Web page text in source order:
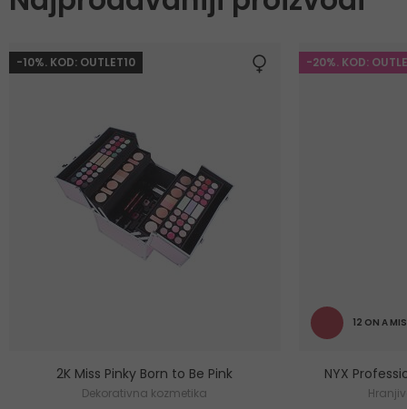
-10%. KOD: OUTLET10
2K Miss Pinky Born to Be Pink
Dekorativna kozmetika
-20%. KOD:
12 ON A
NYX